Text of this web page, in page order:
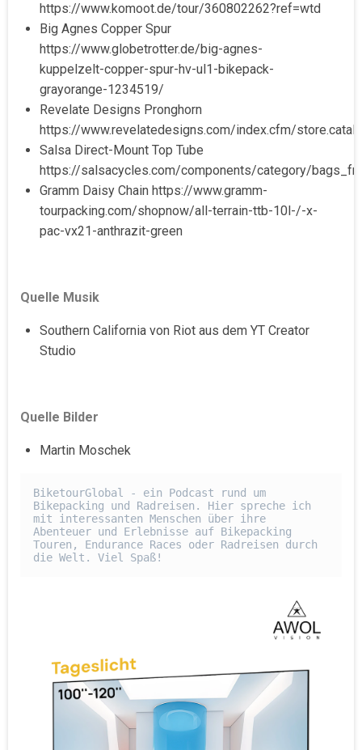
https://www.komoot.de/tour/360802262?ref=wtd
Big Agnes Copper Spur
https://www.globetrotter.de/big-agnes-
kuppelzelt-copper-spur-hv-ul1-bikepack-
grayorange-1234519/
Revelate Designs Pronghorn
https://www.revelatedesigns.com/index.cfm/
Salsa Direct-Mount Top Tube
https://salsacycles.com/components/category/
Gramm Daisy Chain https://www.gramm-
tourpacking.com/shopnow/all-terrain-ttb-10l-/-x-
pac-vx21-anthrazit-green
Quelle Musik
Southern California von Riot aus dem YT Creator
Studio
Quelle Bilder
Martin Moschek
BiketourGlobal - ein Podcast rund um
Bikepacking und Radreisen. Hier spreche ich
mit interessanten Menschen über ihre
Abenteuer und Erlebnisse auf Bikepacking
Touren, Endurance Races oder Radreisen durch
die Welt. Viel Spaß!